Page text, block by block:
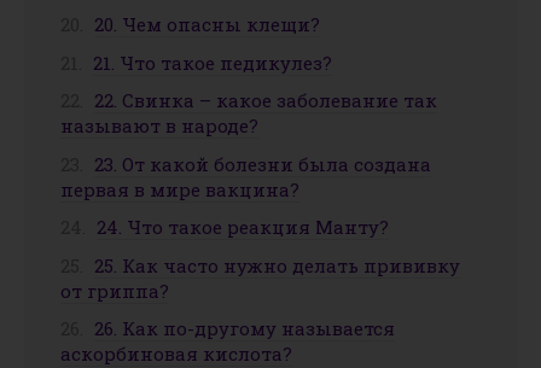
20. Чем опасны клещи?
21. Что такое педикулез?
22. Свинка – какое заболевание так
называют в народе?
23. От какой болезни была создана
первая в мире вакцина?
24. Что такое реакция Манту?
25. Как часто нужно делать прививку
от гриппа?
26. Как по-другому называется
аскорбиновая кислота?